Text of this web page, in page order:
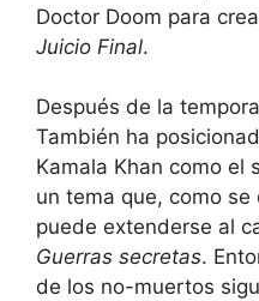
Doctor Doom para
Juicio Final.
Después de la
También ha
Kamala Khan como el
un tema que, como
puede extenderse al
Guerras secretas.
de los no-muertos